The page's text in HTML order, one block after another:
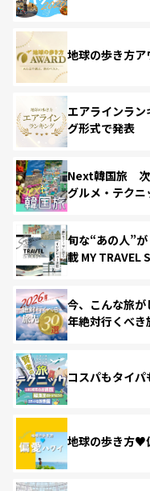
地球の歩き方
エアラインラ
グ形式で発表
Next韓国旅 次
グルメ・テクニ
旬な“あの人”
載 MY TRAVEL
今、こんな旅
年絶対行くべき
コスパもタイ
地球の歩き方♥